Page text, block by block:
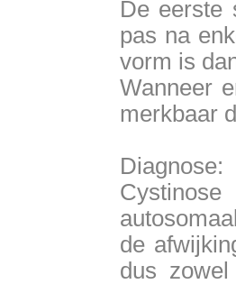
De eerste
pas na
vorm is
Wanneer
merkbaar
Diagnose:
de
dus